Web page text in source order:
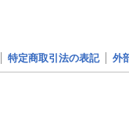
特定商取引法の表記 外